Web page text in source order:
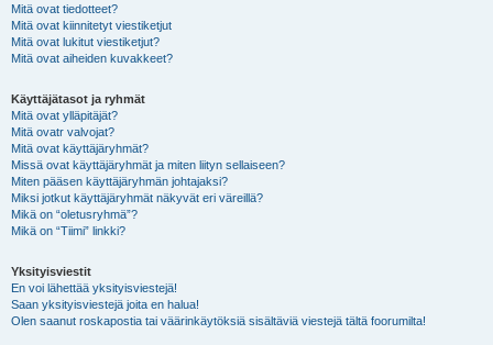
Mitä ovat tiedotteet?
Mitä ovat kiinnitetyt viestiketjut
Mitä ovat lukitut viestiketjut?
Mitä ovat aiheiden kuvakkeet?
Käyttäjätasot ja ryhmät
Mitä ovat ylläpitäjät?
Mitä ovatr valvojat?
Mitä ovat käyttäjäryhmät?
Missä ovat käyttäjäryhmät ja miten liityn sellaiseen?
Miten pääsen käyttäjäryhmän johtajaksi?
Miksi jotkut käyttäjäryhmät näkyvät eri väreillä?
Mikä on “oletusryhmä”?
Mikä on “Tiimi” linkki?
Yksityisviestit
En voi lähettää yksityisviestejä!
Saan yksityisviestejä joita en halua!
Olen saanut roskapostia tai väärinkäytöksiä sisältäviä viestejä tältä foorumilta!